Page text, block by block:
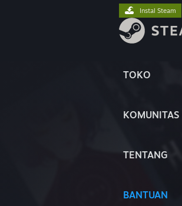
TOKO
KOMUNITAS
TENTANG
BANTUAN
Instal Steam